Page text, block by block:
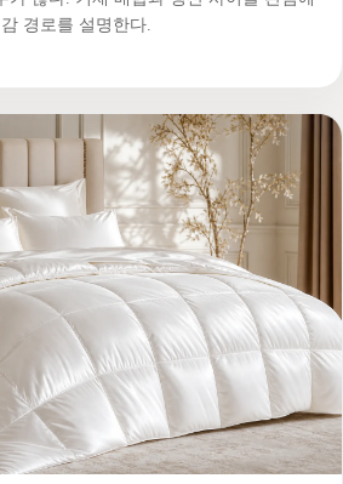
경로를 설명한다.